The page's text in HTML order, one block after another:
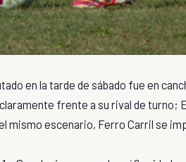
en la tarde de sábado fue en
frente a su rival de turno;
mismo escenario, Ferro Carril se